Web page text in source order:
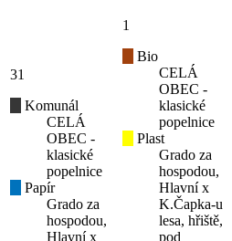
31
Komunál
CELÁ
OBEC -
klasické
popelnice
Papír
Grado za
hospodou,
Hlavní x
1
Bio
CELÁ
OBEC -
klasické
popelnice
Plast
Grado za
hospodou,
Hlavní x
K.Čapka-u
lesa, hřiště,
pod